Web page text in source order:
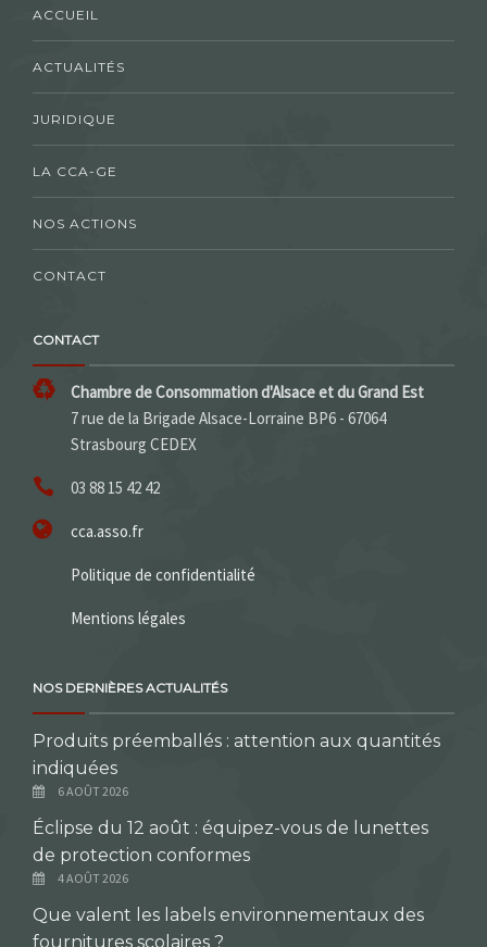
ACCUEIL
ACTUALITÉS
JURIDIQUE
LA CCA-GE
NOS ACTIONS
CONTACT
CONTACT
Chambre de Consommation d'Alsace et du Grand Est
7 rue de la Brigade Alsace-Lorraine BP6 - 67064
Strasbourg CEDEX
03 88 15 42 42
cca.asso.fr
Politique de confidentialité
Mentions légales
NOS DERNIÈRES ACTUALITÉS
Produits préemballés : attention aux quantités
indiquées
6 AOÛT 2026
Éclipse du 12 août : équipez-vous de lunettes
de protection conformes
4 AOÛT 2026
Que valent les labels environnementaux des
fournitures scolaires ?